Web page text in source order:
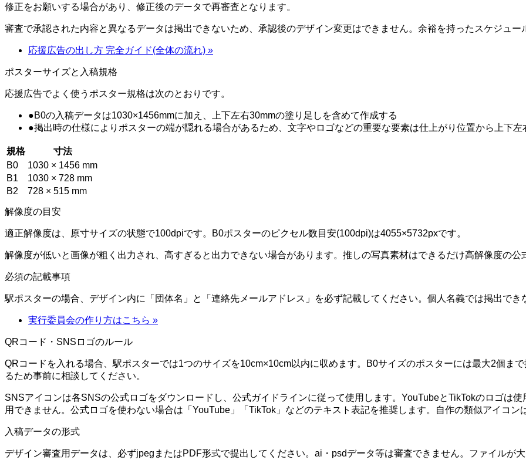
修正をお願いする場合があり、修正後のデータで再審査となります。
審査で承認された内容と異なるデータは掲出できないため、承認後のデザイン変更はできません。余裕を持ったスケジュー
応援広告の出し方 完全ガイド(全体の流れ) »
ポスターサイズと入稿規格
応援広告でよく使うポスター規格は次のとおりです。
●B0の入稿データは1030×1456mmに加え、上下左右30mmの塗り足しを含めて作成する
●掲出時の仕様によりポスターの端が隠れる場合があるため、文字やロゴなどの重要な要素は仕上がり位置から上下
規格
寸法
B0
1030 × 1456 mm
B1
1030 × 728 mm
B2
728 × 515 mm
解像度の目安
適正解像度は、原寸サイズの状態で100dpiです。B0ポスターのピクセル数目安(100dpi)は4055×5732pxです。
解像度が低いと画像が粗く出力され、高すぎると出力できない場合があります。推しの写真素材はできるだけ高解像度の
必須の記載事項
駅ポスターの場合、デザイン内に「団体名」と「連絡先メールアドレス」を必ず記載してください。個人名義では掲出で
実行委員会の作り方はこちら »
QRコード・SNSロゴのルール
QRコードを入れる場合、駅ポスターでは1つのサイズを10cm×10cm以内に収めます。B0サイズのポスターには最大2個ま
るため事前に相談してください。
SNSアイコンは各SNSの公式ロゴをダウンロードし、公式ガイドラインに従って使用します。YouTubeとTikTokのロゴは
用できません。公式ロゴを使わない場合は「YouTube」「TikTok」などのテキスト表記を推奨します。自作の類似アイコン
入稿データの形式
デザイン審査用データは、必ずjpegまたはPDF形式で提出してください。ai・psdデータ等は審査できません。ファイルが